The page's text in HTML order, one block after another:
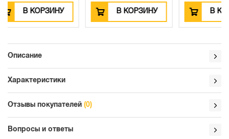
В КОРЗИНУ В КОРЗИНУ
Описание
Характеристики
Отзывы покупателей (0)
Вопросы и ответы